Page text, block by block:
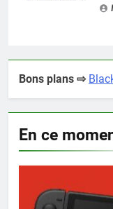
Bons plans ⇨
En ce